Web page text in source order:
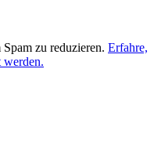
zu reduzieren. Erfahre,
werden.